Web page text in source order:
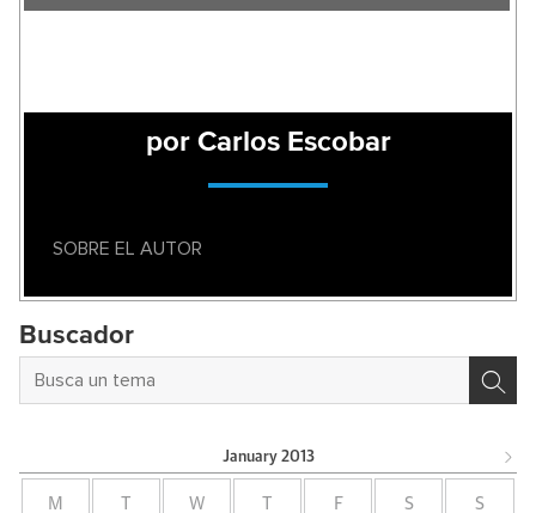
por Carlos Escobar
SOBRE EL AUTOR
Buscador
January 2013
M W F S S